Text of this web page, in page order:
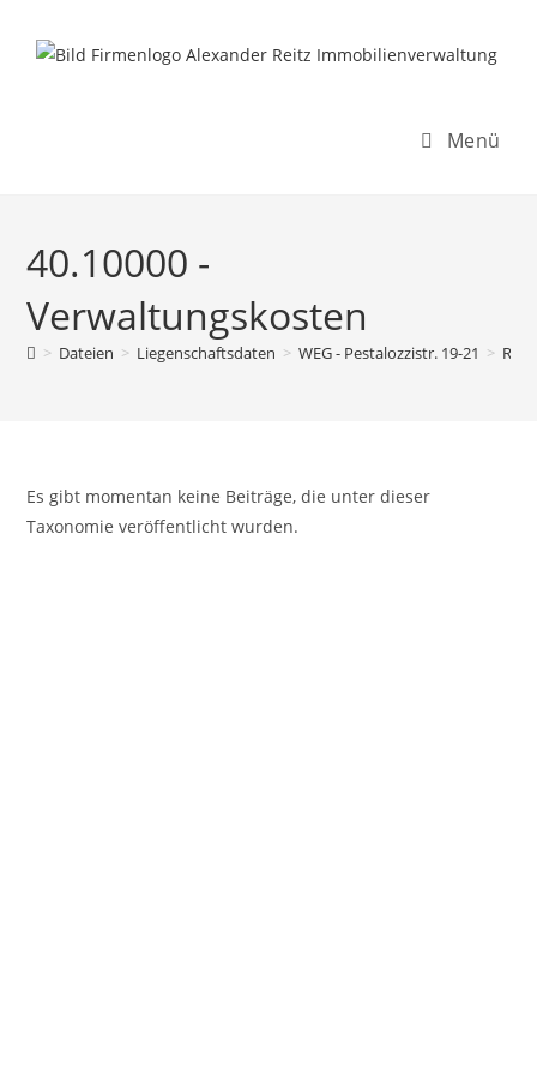
Inhalt
Menü
40.10000 -
Verwaltungskosten
> Dateien > Liegenschaftsdaten > WEG - Pestalozzistr. 19-21 >
Es gibt momentan keine Beiträge, die unter dieser
Taxonomie veröffentlicht wurden.